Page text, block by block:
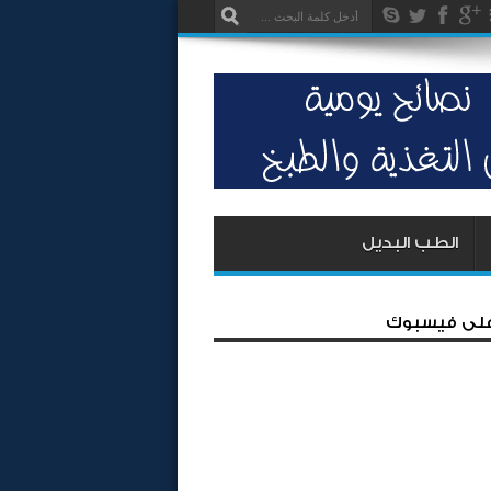
الطب البديل
على فيسبوك